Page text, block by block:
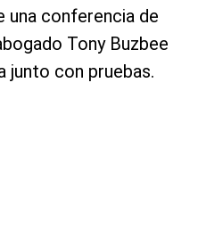
una conferencia de
Tony Buzbee
junto con pruebas.